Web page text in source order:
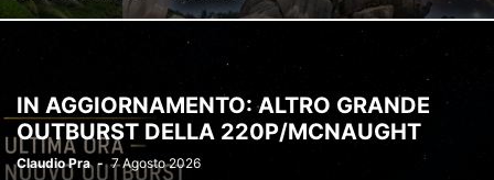
IN AGGIORNAMENTO: ALTRO GRANDE
OUTBURST DELLA 220P/MCNAUGHT
Claudio Pra - 7 Agosto 2026